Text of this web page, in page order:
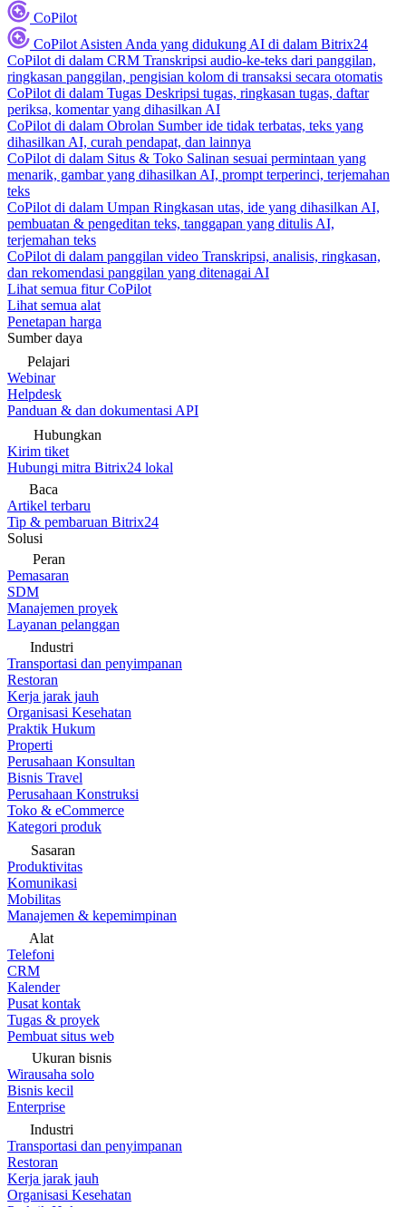
CoPilot
CoPilot Asisten Anda yang didukung AI di dalam Bitrix24
CoPilot di dalam CRM Transkripsi audio-ke-teks dari panggilan,
ringkasan panggilan, pengisian kolom di transaksi secara otomatis
CoPilot di dalam Tugas Deskripsi tugas, ringkasan tugas, daftar
periksa, komentar yang dihasilkan AI
CoPilot di dalam Obrolan Sumber ide tidak terbatas, teks yang
dihasilkan AI, curah pendapat, dan lainnya
CoPilot di dalam Situs & Toko Salinan sesuai permintaan yang
menarik, gambar yang dihasilkan AI, prompt terperinci, terjemahan
teks
CoPilot di dalam Umpan Ringkasan utas, ide yang dihasilkan AI,
pembuatan & pengeditan teks, tanggapan yang ditulis AI,
terjemahan teks
CoPilot di dalam panggilan video Transkripsi, analisis, ringkasan,
dan rekomendasi panggilan yang ditenagai AI
Lihat semua fitur CoPilot
Lihat semua alat
Penetapan harga
Sumber daya
Pelajari
Webinar
Helpdesk
Panduan & dan dokumentasi API
Hubungkan
Kirim tiket
Hubungi mitra Bitrix24 lokal
Baca
Artikel terbaru
Tip & pembaruan Bitrix24
Solusi
Peran
Pemasaran
SDM
Manajemen proyek
Layanan pelanggan
Industri
Transportasi dan penyimpanan
Restoran
Kerja jarak jauh
Organisasi Kesehatan
Praktik Hukum
Properti
Perusahaan Konsultan
Bisnis Travel
Perusahaan Konstruksi
Toko & eCommerce
Kategori produk
Sasaran
Produktivitas
Komunikasi
Mobilitas
Manajemen & kepemimpinan
Alat
Telefoni
CRM
Kalender
Pusat kontak
Tugas & proyek
Pembuat situs web
Ukuran bisnis
Wirausaha solo
Bisnis kecil
Enterprise
Industri
Transportasi dan penyimpanan
Restoran
Kerja jarak jauh
Organisasi Kesehatan